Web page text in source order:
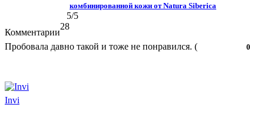
комбинированной кожи от Natura Siberica
5/5
Комментарии
28
Нравится!
0
Пробовала давно такой и тоже не понравился. (
Invi